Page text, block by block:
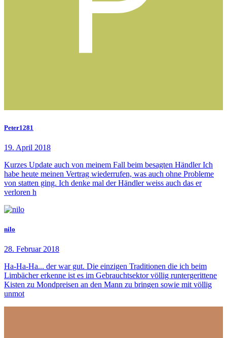
Peter1281
19. April 2018
Kurzes Update auch von meinem Fall beim besagten Händler Ich
habe heute meinen Vertrag wiederrufen, was auch ohne Probleme
von statten ging. Ich denke mal der Händler weiss auch das er
verloren h
nilo
28. Februar 2018
Ha-Ha-Ha... der war gut. Die einzigen Traditionen die ich beim
Limbächer erkenne ist es im Gebrauchtsektor völlig runtergerittene
Kisten zu Mondpreisen an den Mann zu bringen sowie mit völlig
unmot